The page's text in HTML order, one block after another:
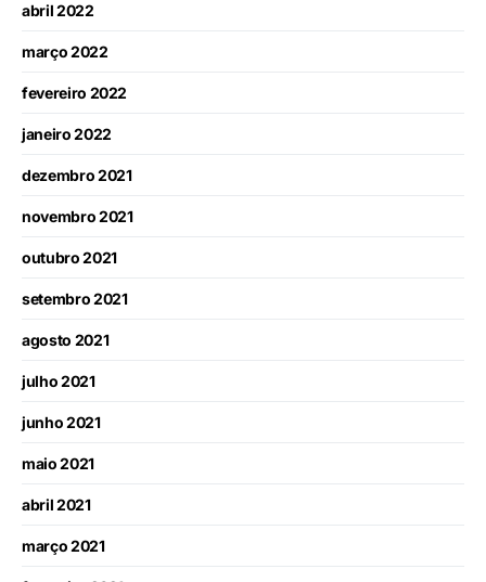
abril 2022
março 2022
fevereiro 2022
janeiro 2022
dezembro 2021
novembro 2021
outubro 2021
setembro 2021
agosto 2021
julho 2021
junho 2021
maio 2021
abril 2021
março 2021